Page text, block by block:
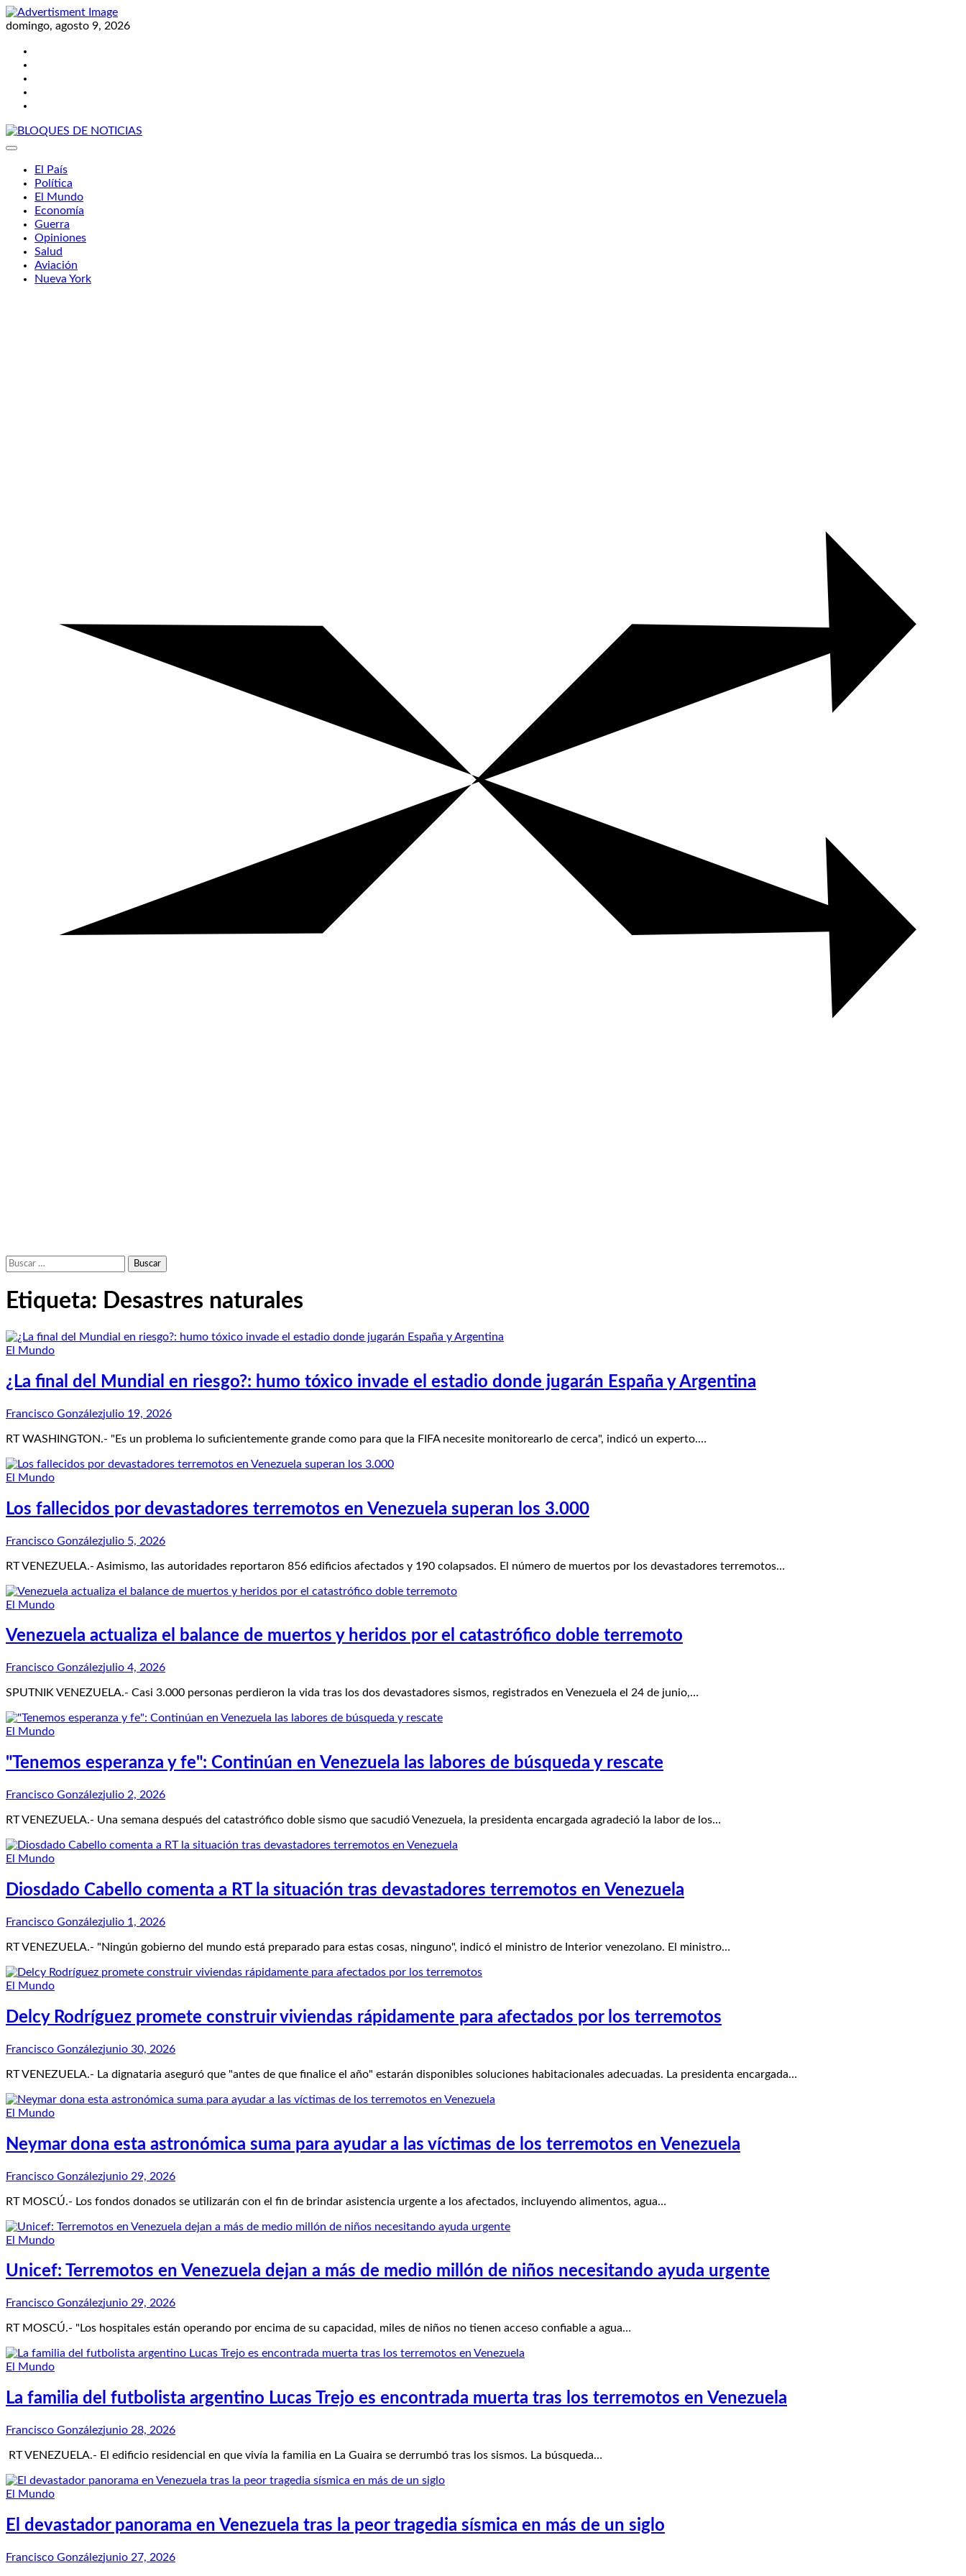
Skip
to
domingo, agosto 9, 2026
El País
Política
El Mundo
Economía
Guerra
Opiniones
Salud
Aviación
Nueva York
Buscar:
Etiqueta: Desastres naturales
El Mundo
¿La final del Mundial en riesgo?: humo tóxico invade el estadio donde jugarán España y Argentina
Francisco Gonzálezjulio 19, 2026
RT WASHINGTON.- "Es un problema lo suficientemente grande como para que la FIFA necesite monitorearlo de cerca", indicó un experto.…
El Mundo
Los fallecidos por devastadores terremotos en Venezuela superan los 3.000
Francisco Gonzálezjulio 5, 2026
RT VENEZUELA.- Asimismo, las autoridades reportaron 856 edificios afectados y 190 colapsados. El número de muertos por los devastadores terremotos…
El Mundo
Venezuela actualiza el balance de muertos y heridos por el catastrófico doble terremoto
Francisco Gonzálezjulio 4, 2026
SPUTNIK VENEZUELA.- Casi 3.000 personas perdieron la vida tras los dos devastadores sismos, registrados en Venezuela el 24 de junio,…
El Mundo
"Tenemos esperanza y fe": Continúan en Venezuela las labores de búsqueda y rescate
Francisco Gonzálezjulio 2, 2026
RT VENEZUELA.- Una semana después del catastrófico doble sismo que sacudió Venezuela, la presidenta encargada agradeció la labor de los…
El Mundo
Diosdado Cabello comenta a RT la situación tras devastadores terremotos en Venezuela
Francisco Gonzálezjulio 1, 2026
RT VENEZUELA.- "Ningún gobierno del mundo está preparado para estas cosas, ninguno", indicó el ministro de Interior venezolano. El ministro…
El Mundo
Delcy Rodríguez promete construir viviendas rápidamente para afectados por los terremotos
Francisco Gonzálezjunio 30, 2026
RT VENEZUELA.- La dignataria aseguró que "antes de que finalice el año" estarán disponibles soluciones habitacionales adecuadas. La presidenta encargada…
El Mundo
Neymar dona esta astronómica suma para ayudar a las víctimas de los terremotos en Venezuela
Francisco Gonzálezjunio 29, 2026
RT MOSCÚ.- Los fondos donados se utilizarán con el fin de brindar asistencia urgente a los afectados, incluyendo alimentos, agua…
El Mundo
Unicef: Terremotos en Venezuela dejan a más de medio millón de niños necesitando ayuda urgente
Francisco Gonzálezjunio 29, 2026
RT MOSCÚ.- "Los hospitales están operando por encima de su capacidad, miles de niños no tienen acceso confiable a agua…
El Mundo
La familia del futbolista argentino Lucas Trejo es encontrada muerta tras los terremotos en Venezuela
Francisco Gonzálezjunio 28, 2026
RT VENEZUELA.- El edificio residencial en que vivía la familia en La Guaira se derrumbó tras los sismos. La búsqueda…
El Mundo
El devastador panorama en Venezuela tras la peor tragedia sísmica en más de un siglo
Francisco Gonzálezjunio 27, 2026